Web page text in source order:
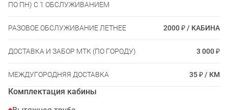
ПО ПН) С 1 ОБСЛУЖИВАНИЕМ
РАЗОВОЕ ОБСЛУЖИВАНИЕ ЛЕТНЕЕ 2000 ₽ / КАБИНА
ДОСТАВКА И ЗАБОР МТК (ПО ГОРОДУ) 3 000 ₽
МЕЖДУГОРОДНЯЯ ДОСТАВКА 35 ₽ / КМ
Комплектация кабины